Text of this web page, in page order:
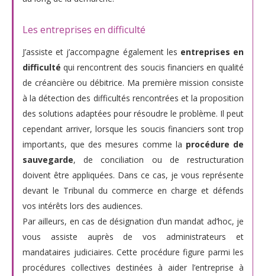
Les entreprises en difficulté
J’assiste et j’accompagne également les entreprises en
difficulté qui rencontrent des soucis financiers en qualité
de créancière ou débitrice. Ma première mission consiste
à la détection des difficultés rencontrées et la proposition
des solutions adaptées pour résoudre le problème. Il peut
cependant arriver, lorsque les soucis financiers sont trop
importants, que des mesures comme la procédure de
sauvegarde, de conciliation ou de restructuration
doivent être appliquées. Dans ce cas, je vous représente
devant le Tribunal du commerce en charge et défends
vos intérêts lors des audiences.
Par ailleurs, en cas de désignation d’un mandat ad’hoc, je
vous assiste auprès de vos administrateurs et
mandataires judiciaires. Cette procédure figure parmi les
procédures collectives destinées à aider l’entreprise à